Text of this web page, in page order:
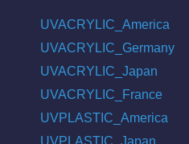
UVACRYLIC_America
UVACRYLIC_Germany
UVACRYLIC_Japan
UVACRYLIC_France
UVPLASTIC_America
UVPLASTIC_Japan